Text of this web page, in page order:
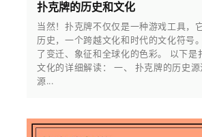
扑克牌的历史和文化
当然！扑克牌不仅仅是一种游戏工具，
历史，一个跨越文化和时代的文化符号
了变迁、象征和全球化的色彩。 以下是
文化的详细解读： 一、 扑克牌的历史
源...